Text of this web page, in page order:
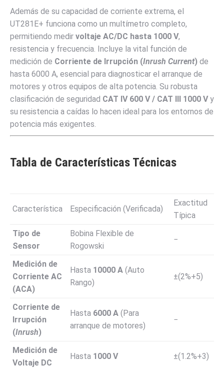
Además de su capacidad de corriente extrema, el
UT281E+ funciona como un multímetro completo,
permitiendo medir voltaje AC/DC hasta 1000 V,
resistencia y frecuencia. Incluye la vital función de
medición de Corriente de Irrupción (Inrush Current) de
hasta 6000 A, esencial para diagnosticar el arranque de
motores y otros equipos de alta potencia. Su robusta
clasificación de seguridad CAT IV 600 V/ CAT III 1000 Vy
su resistencia a caídas lo hacen ideal para los entornos de
potencia más exigentes.
Tabla de Características Técnicas
Característica Especificación (Verificada)
Exactitud
Típica
Tipo de
Sensor
Bobina Flexible de
Rogowski
−
Medición de
Corriente AC
(ACA)
Hasta 10000 A (Auto
Rango)
±(2%+5)
Corriente de
Irrupción
(Inrush)
Hasta 6000 A (Para
arranque de motores)
−
Medición de
Voltaje DC
Hasta 1000 V ±(1.2%+3)